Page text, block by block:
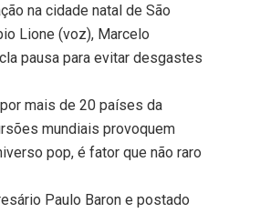
na cidade natal de São
Lione (voz), Marcelo
pausa para evitar desgastes
mais de 20 países da
mundiais provoquem
pop, é fator que não raro
Paulo Baron e postado